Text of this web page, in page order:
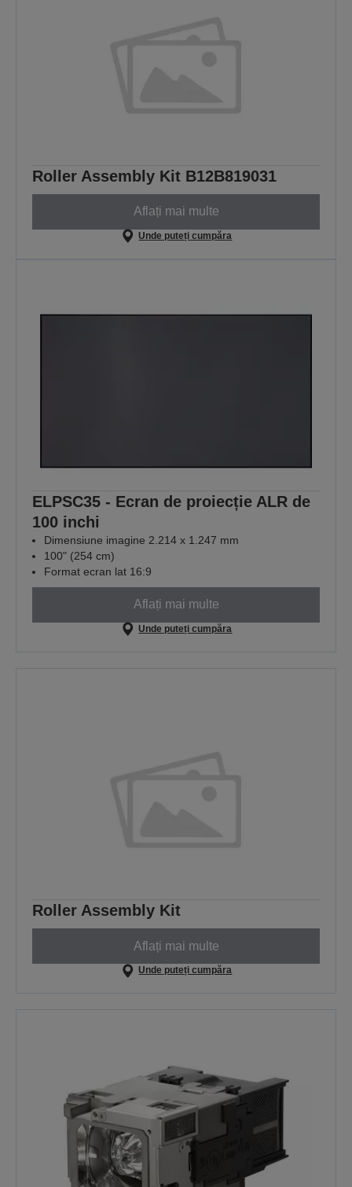
Roller Assembly Kit B12B819031
Aflați mai multe
Unde puteți cumpăra
ELPSC35 - Ecran de proiecție ALR de
100 inchi
Dimensiune imagine 2.214 x 1.247 mm
100" (254 cm)
Format ecran lat 16:9
Aflați mai multe
Unde puteți cumpăra
Roller Assembly Kit
Aflați mai multe
Unde puteți cumpăra